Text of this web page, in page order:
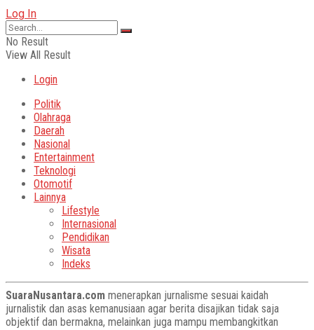
Log In
No Result
View All Result
Login
Politik
Olahraga
Daerah
Nasional
Entertainment
Teknologi
Otomotif
Lainnya
Lifestyle
Internasional
Pendidikan
Wisata
Indeks
SuaraNusantara.com menerapkan jurnalisme sesuai kaidah
jurnalistik dan asas kemanusiaan agar berita disajikan tidak saja
objektif dan bermakna, melainkan juga mampu membangkitkan